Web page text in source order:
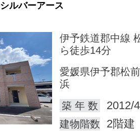
シルバーアース
伊予鉄道郡中線
ら徒歩14分
愛媛県伊予郡松
浜
築 年 数
2012/
建物階数 2階建